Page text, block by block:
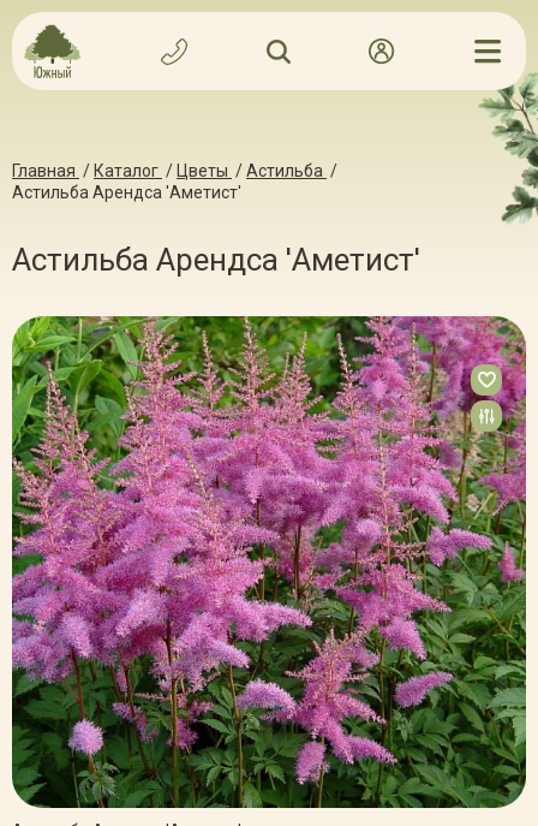
Главная / Каталог / Цветы /Астильба /
Астильба Арендса 'Аметист'
Астильба Арендса 'Аметист'